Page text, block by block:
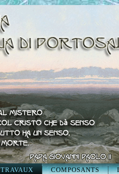
TRAVAUX COMPOSANTS